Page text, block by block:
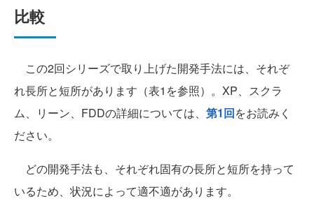
比較
この2回シリーズで取り上げた開発手法には、それぞ
れ長所と短所があります（表1を参照）。XP、スクラ
ム、リーン、FDDの詳細については、 第1回をお読みく
ださい。
どの開発手法も、それぞれ固有の長所と短所を持って
いるため、状況によって適不適があります。